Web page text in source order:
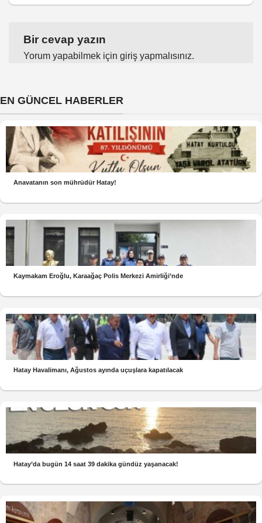
Bir cevap yazın
Yorum yapabilmek için giriş yapmalısınız.
EN GÜNCEL HABERLER
Anavatanın son mührüdür Hatay!
Kaymakam Eroğlu, Karaağaç Polis Merkezi Amirliği’nde
Hatay Havalimanı, Ağustos ayında uçuşlara kapatılacak
Hatay’da bugün 14 saat 39 dakika gündüz yaşanacak!